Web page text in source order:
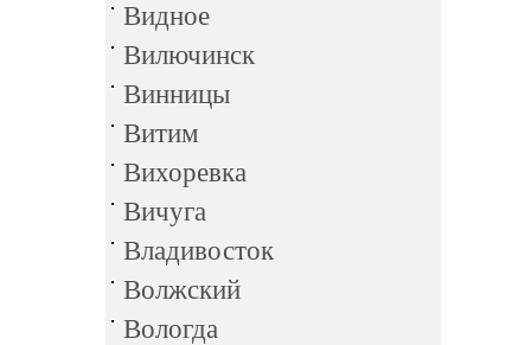
Видное
Вилючинск
Винницы
Витим
Вихоревка
Вичуга
Владивосток
Волжский
Вологда